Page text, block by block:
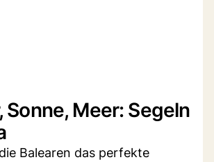
Sonne, Meer: Segeln
Balearen das perfekte